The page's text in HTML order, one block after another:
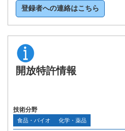
登録者への連絡はこちら
開放特許情報
技術分野
食品・バイオ 化学・薬品